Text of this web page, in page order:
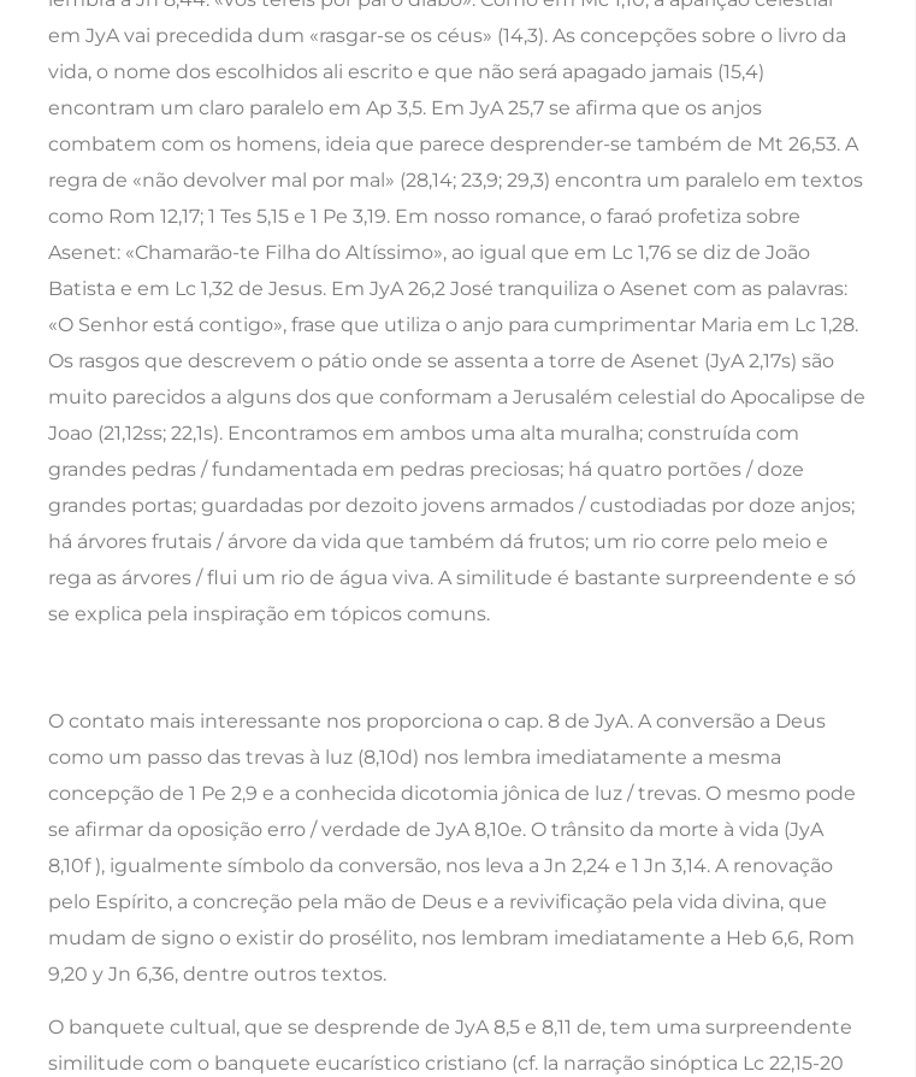
em JyA vai precedida dum «rasgar-se os céus» (14,3). As concepções sobre o livro da
vida, o nome dos escolhidos ali escrito e que não será apagado jamais (15,4)
encontram um claro paralelo em Ap 3,5. Em JyA 25,7 se afirma que os anjos
combatem com os homens, ideia que parece desprender-se também de Mt 26,53. A
regra de «não devolver mal por mal» (28,14; 23,9; 29,3) encontra um paralelo em textos
como Rom 12,17; 1 Tes 5,15 e 1 Pe 3,19. Em nosso romance, o faraó profetiza sobre
Asenet: «Chamarão-te Filha do Altíssimo», ao igual que em Lc 1,76 se diz de João
Batista e em Lc 1,32 de Jesus. Em JyA 26,2 José tranquiliza o Asenet com as palavras:
«O Senhor está contigo», frase que utiliza o anjo para cumprimentar Maria em Lc 1,28.
Os rasgos que descrevem o pátio onde se assenta a torre de Asenet (JyA 2,17s) são
muito parecidos a alguns dos que conformam a Jerusalém celestial do Apocalipse de
Joao (21,12ss; 22,1s). Encontramos em ambos uma alta muralha; construída com
grandes pedras / fundamentada em pedras preciosas; há quatro portões / doze
grandes portas; guardadas por dezoito jovens armados / custodiadas por doze anjos;
há árvores frutais / árvore da vida que também dá frutos; um rio corre pelo meio e
rega as árvores / flui um rio de água viva. A similitude é bastante surpreendente e só
se explica pela inspiração em tópicos comuns.
O contato mais interessante nos proporciona o cap. 8 de JyA. A conversão a Deus
como um passo das trevas à luz (8,10d) nos lembra imediatamente a mesma
concepção de 1 Pe 2,9 e a conhecida dicotomia jônica de luz / trevas. O mesmo pode
se afirmar da oposição erro / verdade de JyA 8,10e. O trânsito da morte à vida (JyA
8,10f ), igualmente símbolo da conversão, nos leva a Jn 2,24 e 1 Jn 3,14. A renovação
pelo Espírito, a concreção pela mão de Deus e a revivificação pela vida divina, que
mudam de signo o existir do prosélito, nos lembram imediatamente a Heb 6,6, Rom
9,20 y Jn 6,36, dentre outros textos.
O banquete cultual, que se desprende de JyA 8,5 e 8,11 de, tem uma surpreendente
similitude com o banquete eucarístico cristiano (cf. la narração sinóptica Lc 22,15-20